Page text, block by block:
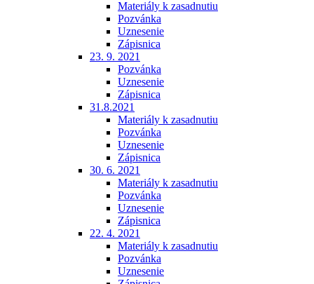
Materiály k zasadnutiu
Pozvánka
Uznesenie
Zápisnica
23. 9. 2021
Pozvánka
Uznesenie
Zápisnica
31.8.2021
Materiály k zasadnutiu
Pozvánka
Uznesenie
Zápisnica
30. 6. 2021
Materiály k zasadnutiu
Pozvánka
Uznesenie
Zápisnica
22. 4. 2021
Materiály k zasadnutiu
Pozvánka
Uznesenie